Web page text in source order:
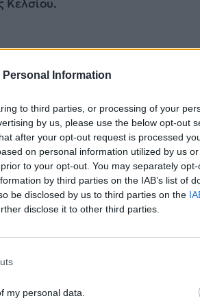
Personal Information
to third parties, or processing of your
by us, please use the below opt-out
after your opt-out request is processed
on personal information utilized by us
to your opt-out. You may separately
by third parties on the IAB’s list of
be disclosed by us to third parties on the
disclose it to other third parties.
my personal data.
Κελσίου.
στα ανατολικά.
βορειοανατολικοί 4 με 5
στη Μακεδονία έως 30 βαθμούς